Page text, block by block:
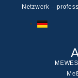
Netzwerk –